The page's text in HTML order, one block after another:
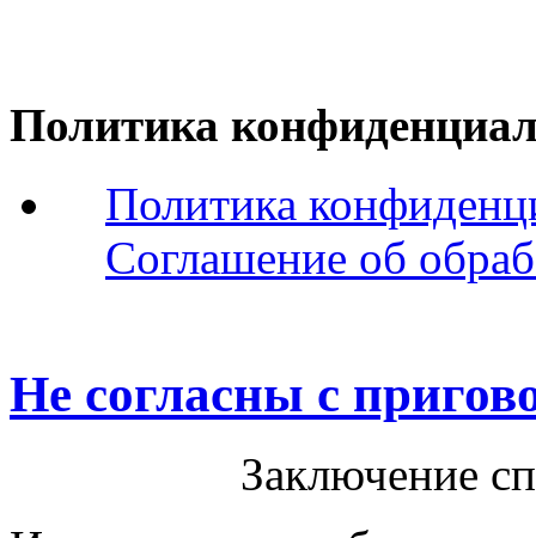
Политика
Политика
Соглашение об
Не согласны с
Заключение